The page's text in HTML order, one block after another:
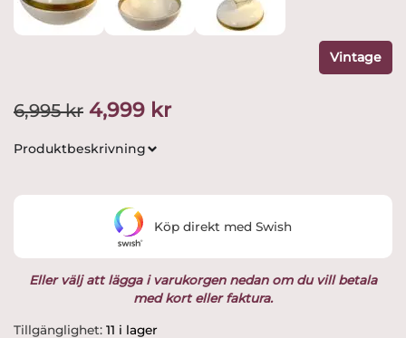
Vintage
6,995kr Det
ursprungliga
var:
6,995 kr.
4,999 krDet
4,999 kr.
Produktbeskrivning
Eller välj att lägga i varukorgen nedan om du vill betala
med kort eller faktura.
Tillgänglighet: 11 i lager
Rörstrand
Köp direkt med Swish